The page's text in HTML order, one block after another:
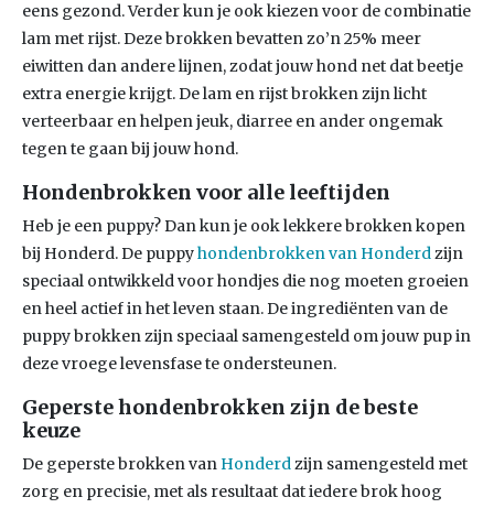
eens gezond. Verder kun je ook kiezen voor de combinatie
lam met rijst. Deze brokken bevatten zo’n 25% meer
eiwitten dan andere lijnen, zodat jouw hond net dat beetje
extra energie krijgt. De lam en rijst brokken zijn licht
verteerbaar en helpen jeuk, diarree en ander ongemak
tegen te gaan bij jouw hond.
Hondenbrokken voor alle leeftijden
Heb je een puppy? Dan kun je ook lekkere brokken kopen
bij Honderd. De puppyhondenbrokken van Honderdzijn
speciaal ontwikkeld voor hondjes die nog moeten groeien
en heel actief in het leven staan. De ingrediënten van de
puppy brokken zijn speciaal samengesteld om jouw pup in
deze vroege levensfase te ondersteunen.
Geperste hondenbrokken zijn de beste
keuze
De geperste brokken van Honderdzijn samengesteld met
zorg en precisie, met als resultaat dat iedere brok hoog